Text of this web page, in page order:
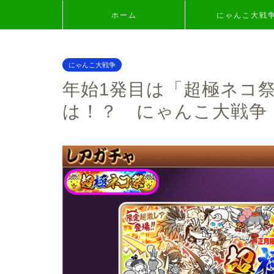
ホーム にゃんこ大戦
にゃんこ大戦争
年始1発目は「超極ネコ
は！？ にゃんこ大戦争